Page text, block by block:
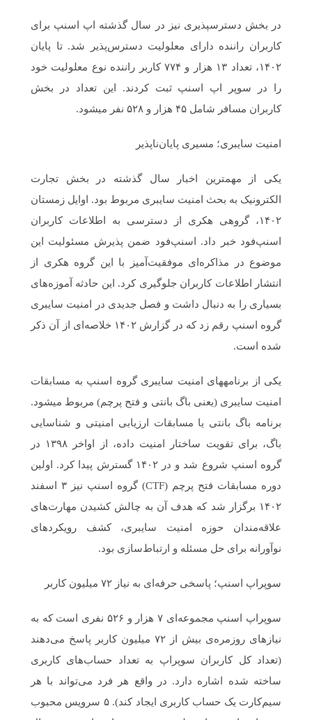
در بخش دسترس‎پذیری نیز در سال گذشته اپ اسنپ برای
کاربران راننده‌ دارای معلولیت دسترس‌پذیر شد. تا پایان
۱۴۰۲، تعداد ۱۳ هزار و ۷۷۴ کاربر راننده نوع معلولیت خود
را در سوپر اپ اسنپ ثبت کردند. این تعداد در بخش
کاربران مسافر شامل ۴۵ هزار و ۵۲۸ نفر می‎شود.
امنیت سایبری؛ مسیری پایان‌ناپذیر
یکی از مهم‎‎ترین اخبار سال گذشته در بخش تجارت
الکترونیک به بحث امنیت سایبری مربوط بود. اوایل زمستان
۱۴۰۲، گروهی هکری از دسترسی به اطلاعات کاربران
اسنپ‌فود خبر داد. اسنپ‌فود ضمن پذیرش مسئولیت این
موضوع در مذاکره‌‌ای موفقیت‌آمیز با این گروه هکری از
انتشار اطلاعات کاربران جلوگیری کرد. این حادثه آموزه‌های
بسیاری را به دنبال داشت و فصل جدیدی در امنیت سایبری
گروه اسنپ رقم زد که در گزارش ۱۴۰۲ خلاصه‌ای از آن ذکر
شده است.
یکی از برنامه‎های امنیت سایبری گروه اسنپ به مسابقات
امنیت سایبری (یعنی باگ‌‌ بانتی و فتح پرچم) مربوط می‎شود.
برنامه‌ باگ‌ بانتی یا مسابقات ارزیابی امنیتی و شناسایی
باگ، برای تقویت ساختار امنیت داده‌، از اواخر ۱۳۹۸ در
گروه اسنپ شروع شد و در ۱۴۰۲ گسترش پیدا کرد. اولین
دوره‌ مسابقات فتح پرچم (CTF) گروه اسنپ نیز ۳ اسفند
۱۴۰۲ برگزار شد که هدف آن به چالش کشیدن مهارت‌های
علاقه‌مندان حوزه‌ امنیت سایبری، کشف رویکردهای
نوآورانه برای حل مسئله و ارتباط‌سازی بود.
سوپراپ اسنپ؛ پاسخی حرفه‌ای به نیاز ۷۲ میلیون کاربر
سوپراپ اسنپ مجموعه‌ای ۷ هزار و ۵۲۶ نفری است که به
نیازهای روزمره‌ی بیش از ۷۲ میلیون کاربر پاسخ می‌دهند
(تعداد کل کاربران سوپراپ به تعداد حساب‌های کاربری
ساخته شده اشاره دارد. در واقع هر فرد می‌تواند با هر
سیم‌کارت یک حساب کاربری ایجاد کند). ۵ سرویس محبوب